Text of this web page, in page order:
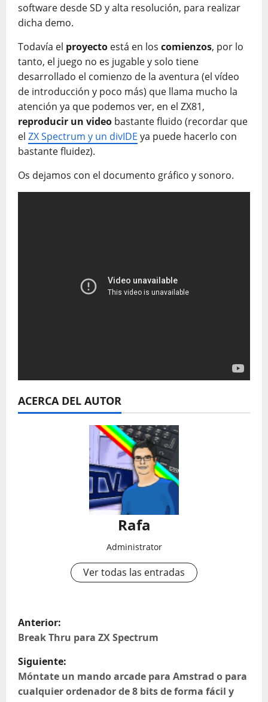
software desde SD y alta resolución, para realizar
dicha demo.
Todavía el proyecto está en los comienzos, por lo
tanto, el juego no es jugable y solo tiene
desarrollado el comienzo de la aventura (el vídeo
de introducción y poco más) que llama mucho la
atención ya que podemos ver, en el ZX81,
reproducir un video bastante fluido (recordar que
el ZX Spectrum y un divIDE ya puede hacerlo con
bastante fluidez).
Os dejamos con el documento gráfico y sonoro.
ACERCA DEL AUTOR
Rafa
Administrator
Ver todas las entradas
N
a
v
e
Anterior:
Break Thru para ZX Spectrum
Siguiente:
Móntate un mando arcade para Amstrad o para
cualquier ordenador de 8 bits de forma fácil y